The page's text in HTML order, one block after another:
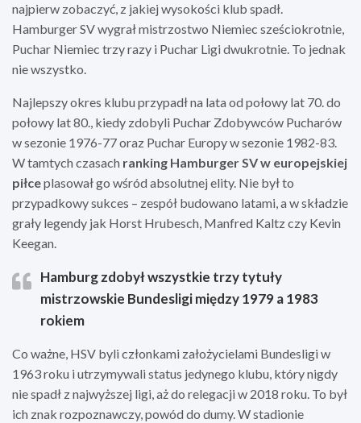
najpierw zobaczyć, z jakiej wysokości klub spadł.
Hamburger SV wygrał mistrzostwo Niemiec sześciokrotnie,
Puchar Niemiec trzy razy i Puchar Ligi dwukrotnie. To jednak
nie wszystko.
Najlepszy okres klubu przypadł na lata od połowy lat 70. do
połowy lat 80., kiedy zdobyli Puchar Zdobywców Pucharów
w sezonie 1976-77 oraz Puchar Europy w sezonie 1982-83.
W tamtych czasach ranking Hamburger SV w europejskiej
piłceplasował go wśród absolutnej elity. Nie był to
przypadkowy sukces – zespół budowano latami, a w składzie
grały legendy jak Horst Hrubesch, Manfred Kaltz czy Kevin
Keegan.
Hamburg zdobył wszystkie trzy tytuły
mistrzowskie Bundesligi między 1979 a 1983
rokiem
Co ważne, HSV byli członkami założycielami Bundesligi w
1963 roku i utrzymywali status jedynego klubu, który nigdy
nie spadł z najwyższej ligi, aż do relegacji w 2018 roku. To był
ich znak rozpoznawczy, powód do dumy. W stadionie